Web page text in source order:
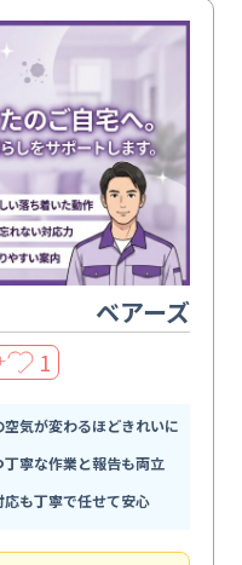
ベアーズ
1
気が変わるほどきれいに
寧な作業と報告も両立
も丁寧で任せて安心